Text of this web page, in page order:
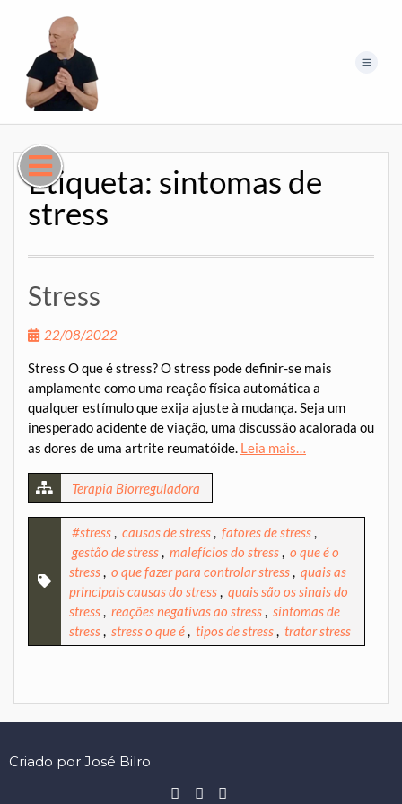
Etiqueta: sintomas de
stress
Stress
22/08/2022
Stress O que é stress? O stress pode definir-se mais
amplamente como uma reação física automática a
qualquer estímulo que exija ajuste à mudança. Seja um
inesperado acidente de viação, uma discussão acalorada ou
as dores de uma artrite reumatóide. Leia mais…
Terapia Biorreguladora
#stress, causas de stress, fatores de stress,
gestão de stress, malefícios do stress, o que é o
stress, o que fazer para controlar stress, quais as
principais causas do stress, quais são os sinais do
stress, reações negativas ao stress, sintomas de
stress, stress o que é, tipos de stress, tratar stress
Criado por José Bilro